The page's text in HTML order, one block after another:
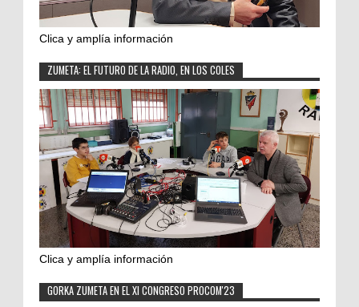
Clica y amplía información
ZUMETA: EL FUTURO DE LA RADIO, EN LOS COLES
Clica y amplía información
GORKA ZUMETA EN EL XI CONGRESO PROCOM'23